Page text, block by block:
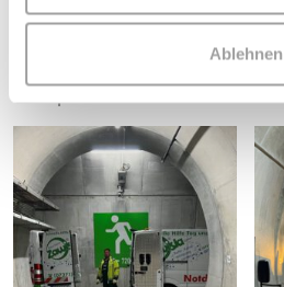
Ablehnen
Firma Zawisla erworben.
Saug- und Spülfahrzeug,